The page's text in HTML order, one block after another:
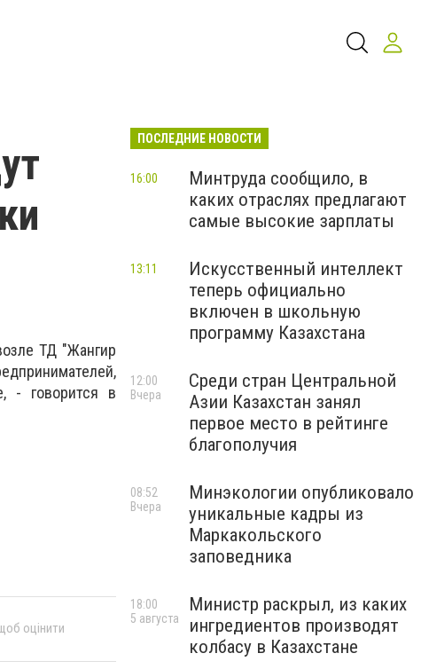
ТД "Жангир
- говорится в
оцінити
ПОСЛЕДНИЕ НОВОСТИ
Минтруда сообщило, в
каких отраслях предлагают
самые высокие зарплаты
16:00
Искусственный интеллект
теперь официально
включен в школьную
программу Казахстана
13:11
Среди стран Центральной
Азии Казахстан занял
первое место в рейтинге
благополучия
12:00
Вчера
Минэкологии опубликовало
уникальные кадры из
Маркакольского
заповедника
08:52
Вчера
Министр раскрыл, из каких
ингредиентов производят
колбасу в Казахстане
18:00
5 августа